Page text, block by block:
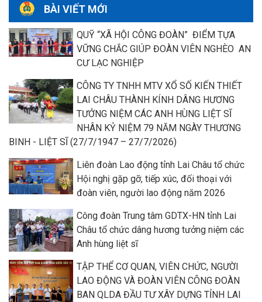
BÀI VIẾT MỚI
QUỸ “XÃ HỘI CÔNG ĐOÀN” ĐIỂM TỰA
VỮNG CHẮC GIÚP ĐOÀN VIÊN NGHÈO AN
CƯ LẠC NGHIỆP
CÔNG TY TNHH MTV XỔ SỐ KIẾN THIẾT
LAI CHÂU THÀNH KÍNH DÂNG HƯƠNG
TƯỞNG NIỆM CÁC ANH HÙNG LIỆT SĨ
NHÂN KỶ NIỆM 79 NĂM NGÀY THƯƠNG
BINH - LIỆT SĨ (27/7/1947 – 27/7/2026)
Liên đoàn Lao động tỉnh Lai Châu tổ chức
Hội nghị gặp gỡ, tiếp xúc, đối thoại với
đoàn viên, người lao động năm 2026
Công đoàn Trung tâm GDTX-HN tỉnh Lai
Châu tổ chức dâng hương tưởng niệm các
Anh hùng liệt sĩ
TẬP THỂ CƠ QUAN, VIÊN CHỨC, NGƯỜI
LAO ĐỘNG VÀ ĐOÀN VIÊN CÔNG ĐOÀN
BAN QLDA ĐẦU TƯ XÂY DỰNG TỈNH LAI